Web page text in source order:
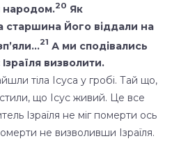
народом.20 Як
Його віддали на
21 А ми сподівались
визволити.
тіла Ісуса у гробі. Тай що,
що Ісус живий. Це все
Ізраїля не міг померти ось
не визволивши Ізраїля.